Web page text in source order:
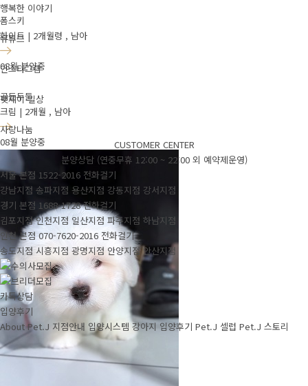
행복한 이야기
유튜브
인스타그램
펫제이 일상
사랑나눔
CUSTOMER CENTER
분양상담 (연중무휴 12:00 ~ 22:00 외 예약제운영)
서울 본점 1522-2016 전화걸기
강남지점 송파지점 용산지점 강동지점 강서지점
경기 본점 1688-1728 전화걸기
김포지점 인천지점 일산지점 파주지점 하남지점
인천 본점 070-7620-2016 전화걸기
송도지점 시흥지점 광명지점 안양지점 안산지점
카톡상담
입양후기
About Pet.J 지점안내 입양시스템 강아지 입양후기 Pet.J 셀럽 Pet.J 스토리
폼스키
화이트 | 2개월령 , 남아
08월 분양중
골든두들
크림 | 2개월 , 남아
08월 분양중